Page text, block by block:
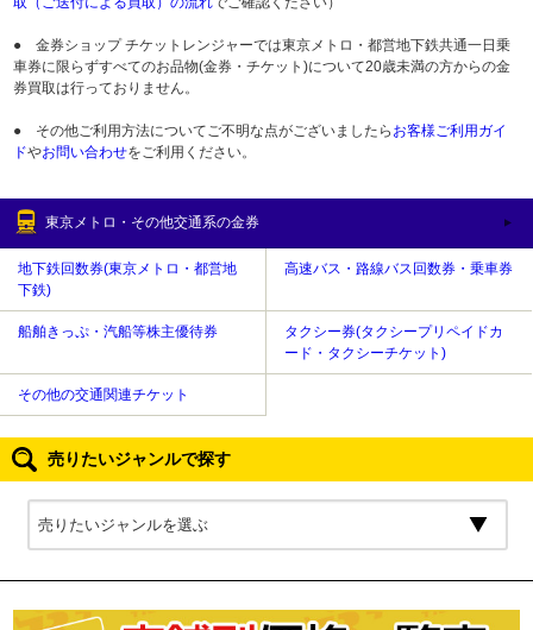
● 金券ショップ チケットレンジャーでは東京メトロ・都営地下鉄共通一日乗
車券に限らずすべてのお品物(金券・チケット)について20歳未満の方からの金
券買取は行っておりません。
● その他ご利用方法についてご不明な点がございましたら お客様ご利用ガイ
ドやお問い合わせをご利用ください。
東京メトロ・その他交通系の金券
地下鉄回数券(東京メトロ・都営地
下鉄)
高速バス・路線バス回数券・乗車券
船舶きっぷ・汽船等株主優待券
タクシー券(タクシープリペイドカ
ード・タクシーチケット)
その他の交通関連チケット
売りたいジャンルで探す